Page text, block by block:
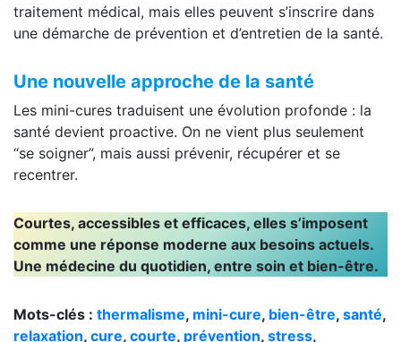
traitement médical, mais elles peuvent s’inscrire dans
une démarche de prévention et d’entretien de la santé.
Une nouvelle approche de la santé
Les mini-cures traduisent une évolution profonde : la
santé devient proactive. On ne vient plus seulement
“se soigner”, mais aussi prévenir, récupérer et se
recentrer.
Courtes, accessibles et efficaces, elles s’imposent
comme une réponse moderne aux besoins actuels.
Une médecine du quotidien, entre soin et bien-être.
Mots-clés : thermalisme, mini-cure, bien-être, santé,
relaxation, cure, courte, prévention, stress,